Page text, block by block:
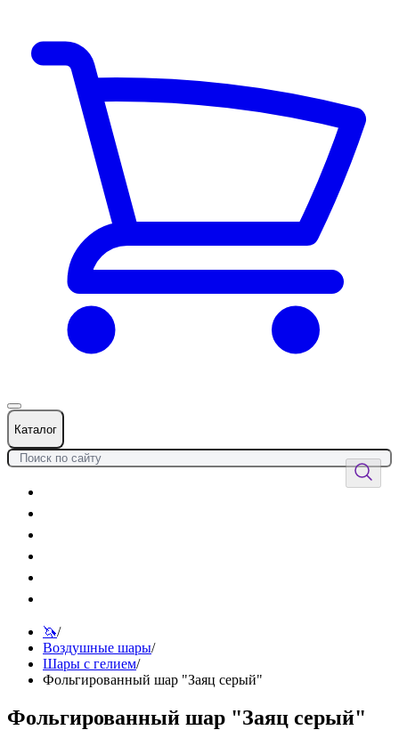
Каталог
🦄/
Воздушные шары/
Шары с гелием/
Фольгированный шар "Заяц серый"
Фольгированный шар "Заяц серый"